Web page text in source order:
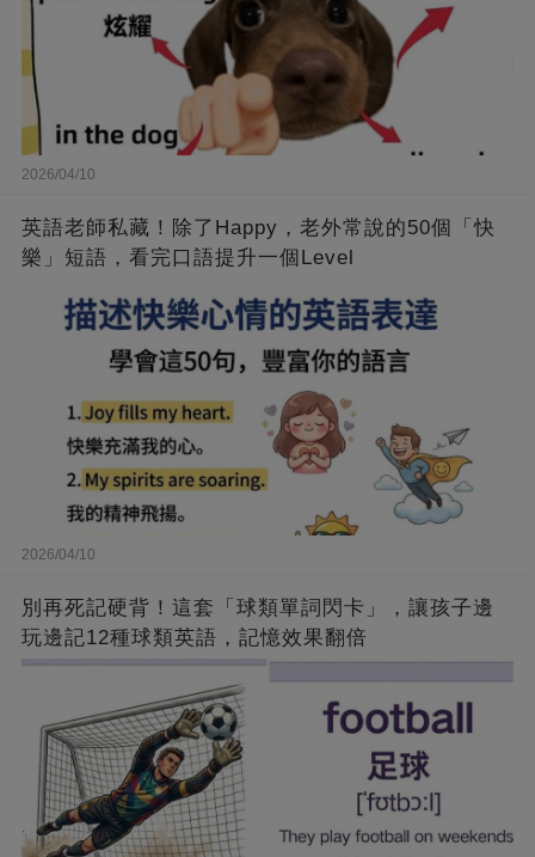
2026/04/10
英語老師私藏！除了Happy，老外常說的50個「快
樂」短語，看完口語提升一個Level
2026/04/10
別再死記硬背！這套「球類單詞閃卡」，讓孩子邊
玩邊記12種球類英語，記憶效果翻倍